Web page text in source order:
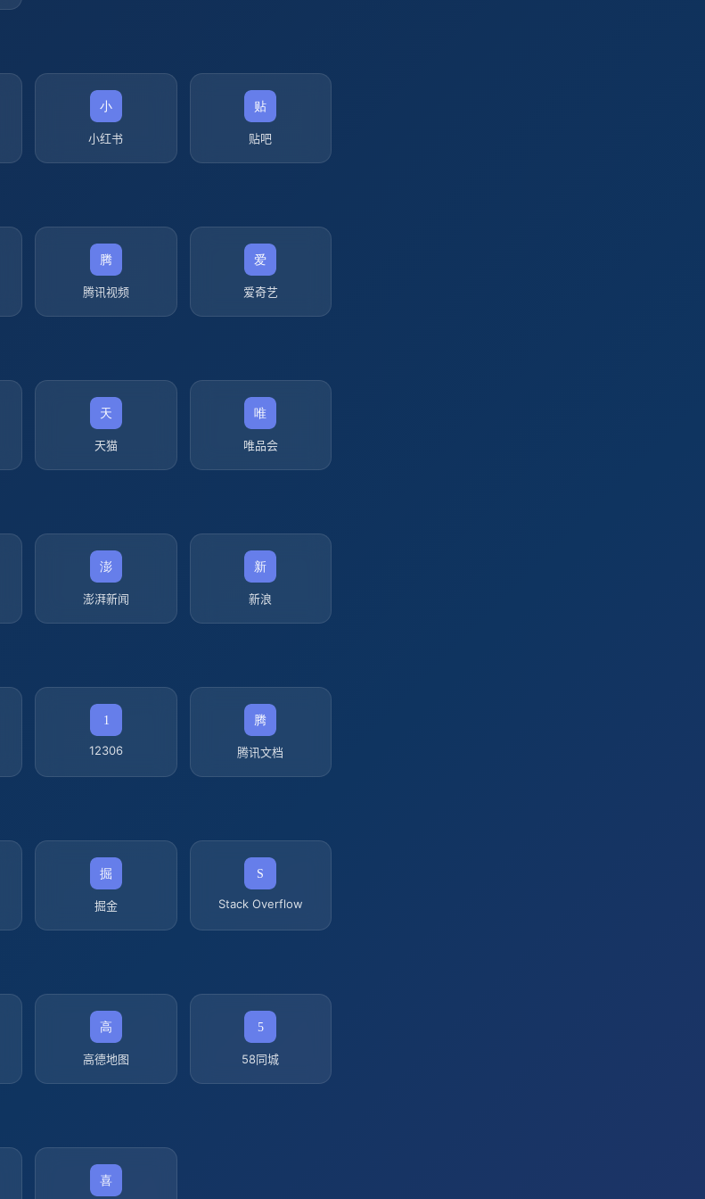
小红书 贴吧
腾讯视频 爱奇艺
天猫 唯品会
澎湃新闻 新浪
12306 腾讯文档
掘金 Stack Overflow
高德地图 58同城